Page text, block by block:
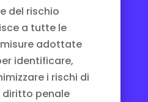
del rischio
a tutte le
adottate
identificare,
i rischi di
diritto penale